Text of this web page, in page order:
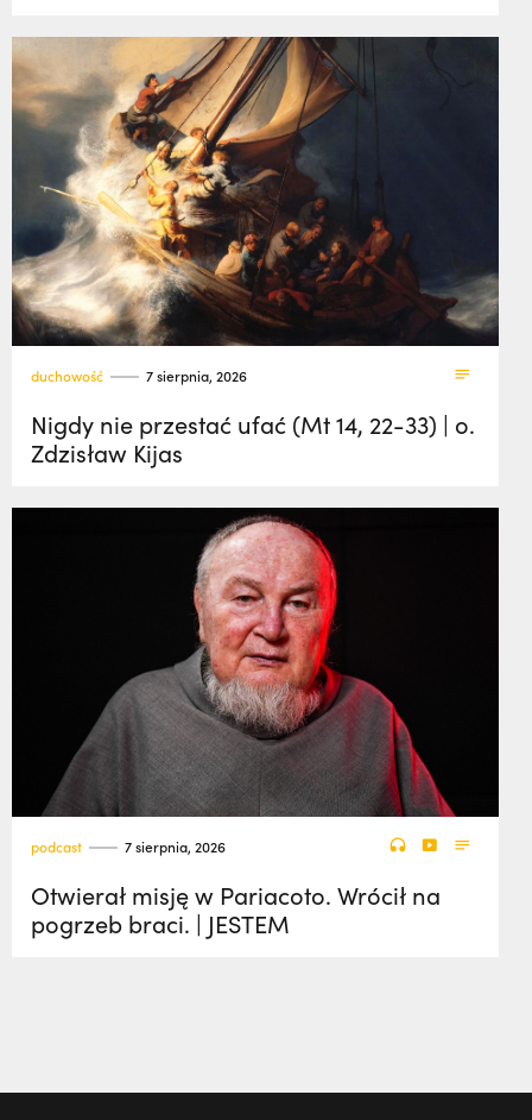
duchowość 7 sierpnia, 2026
Nigdy nie przestać ufać (Mt 14, 22-33) | o.
Zdzisław Kijas
podcast 7 sierpnia, 2026
Otwierał misję w Pariacoto. Wrócił na
pogrzeb braci. | JESTEM